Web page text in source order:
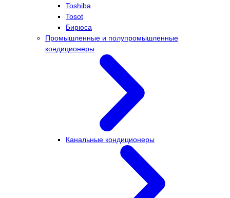
Toshiba
Tosot
Бирюса
Промышленные и полупромышленные
кондиционеры
Канальные кондиционеры